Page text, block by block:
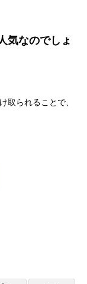
気なのでしょ
取られることで、